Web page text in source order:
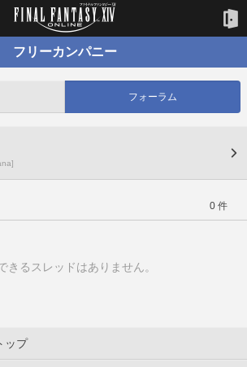
フリーカンパニー
フォーラム
0 件
きるスレッドはありません。
ップ